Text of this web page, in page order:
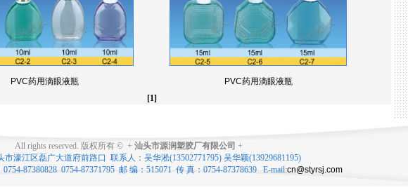
PVC药用滴眼液瓶
PVC药用滴眼液瓶
[1]
All rights reserved. 版权所有 © + 汕头市源润塑胶厂有限公司 +
市濠江区磊广大道府前路口 联系人：吴华淞(13502771795) 吴华颖(13929681195)
0754-87380828 0754-87371795 邮 编：515071 传 真：0754-87378639 E-mail:cn@styrsj.com